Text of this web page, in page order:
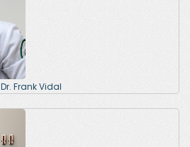
Dr. Frank Vidal